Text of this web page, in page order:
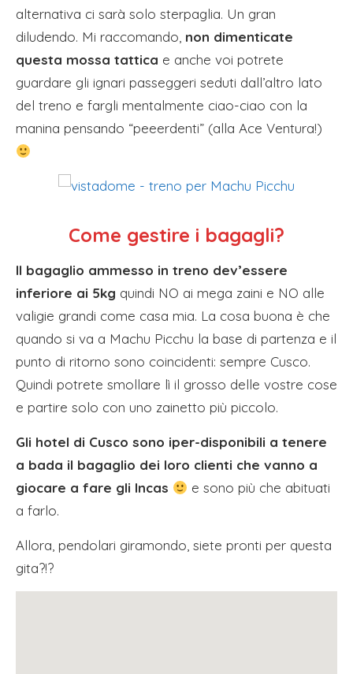
alternativa ci sarà solo sterpaglia. Un gran
diludendo. Mi raccomando, non dimenticate
questa mossa tattica e anche voi potrete
guardare gli ignari passeggeri seduti dall’altro lato
del treno e fargli mentalmente ciao-ciao con la
manina pensando “peeerdenti” (alla Ace Ventura!)
Come gestire i bagagli?
Il bagaglio ammesso in treno dev’essere
inferiore ai 5kg quindi NO ai mega zaini e NO alle
valigie grandi come casa mia. La cosa buona è che
quando si va a Machu Picchu la base di partenza e il
punto di ritorno sono coincidenti: sempre Cusco.
Quindi potrete smollare lì il grosso delle vostre cose
e partire solo con uno zainetto più piccolo.
Gli hotel di Cusco sono iper-disponibili a tenere
a bada il bagaglio dei loro clienti che vanno a
giocare a fare gli Incas
e sono più che abituati
a farlo.
Allora, pendolari giramondo, siete pronti per questa
gita?!?